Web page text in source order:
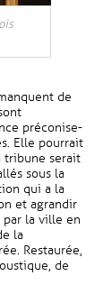
de
préconise-
Elle pourrait
tribune serait
sous la
qui a la
et agrandir
par la ville en
la
Restaurée,
de